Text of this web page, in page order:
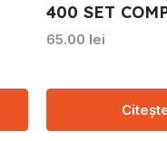
400 SET
65.00 lei